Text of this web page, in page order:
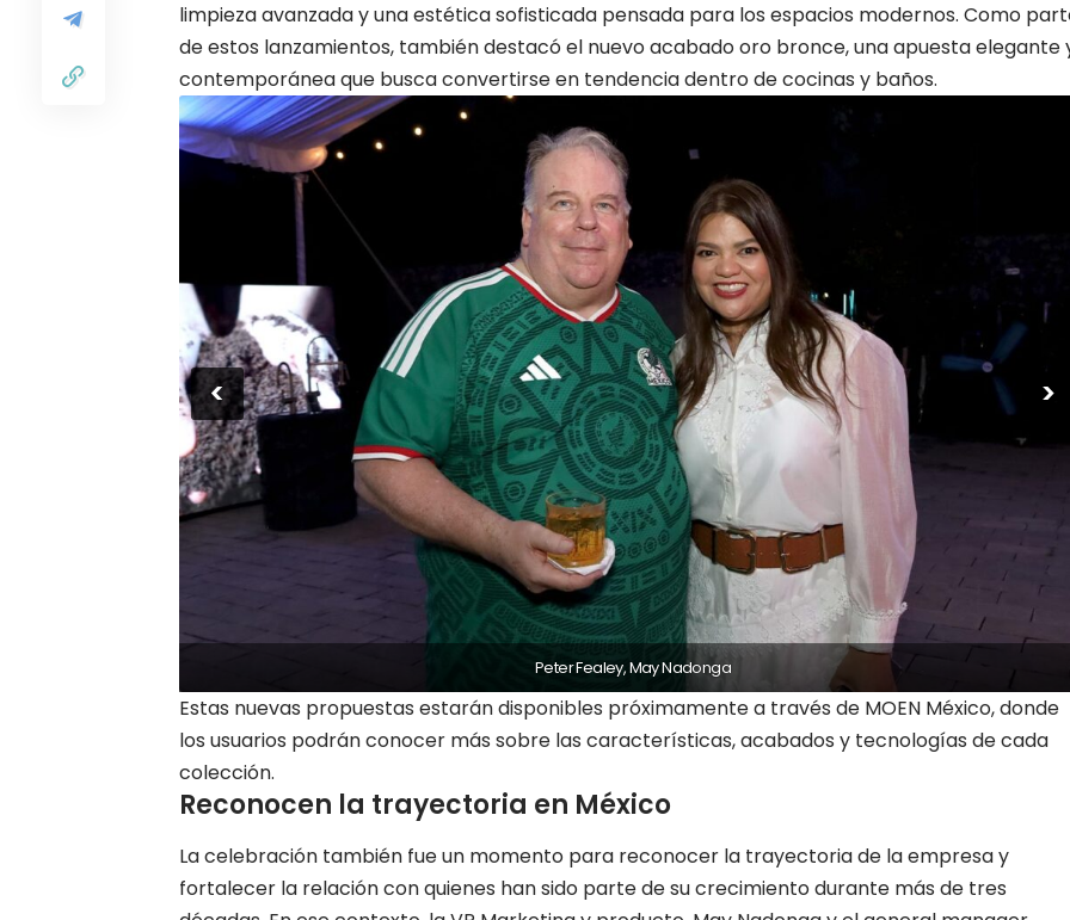
limpieza avanzada y una estética sofisticada pensada para los espacios modernos. Como
de estos lanzamientos, también destacó el nuevo acabado oro bronce, una apuesta elegante
contemporánea que busca convertirse en tendencia dentro de cocinas y baños.
< >
Estas nuevas propuestas estarán disponibles próximamente a través de MOEN México, donde
los usuarios podrán conocer más sobre las características, acabados y tecnologías de cada
colección.
Reconocen la trayectoria en México
La celebración también fue un momento para reconocer la trayectoria de la empresa y
fortalecer la relación con quienes han sido parte de su crecimiento durante más de tres